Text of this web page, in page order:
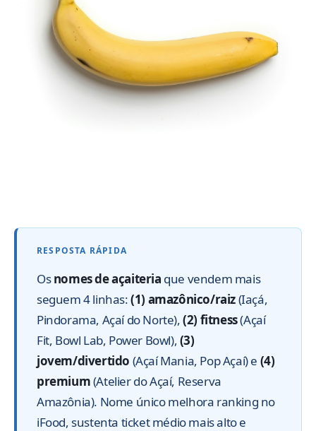
Osnomes de açaiteria que vendem mais
seguem 4 linhas:(1) amazônico/raiz(Iaçá,
Pindorama, Açaí do Norte),(2) fitness(Açaí
Fit, Bowl Lab, Power Bowl),(3)
jovem/divertido (Açaí Mania, Pop Açaí) e (4)
premium(Atelier do Açaí, Reserva
Amazônia). Nome único melhora ranking no
iFood, sustenta ticket médio mais alto e